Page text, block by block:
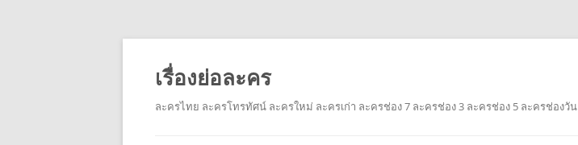
เรื่องย่อละคร
ละครไทย ละครโทรทัศน์ ละครใหม่ ละครเก่า ละครช่อง 7 ละครช่อง 3 ละครช่อง 5 ละครช่องวัน